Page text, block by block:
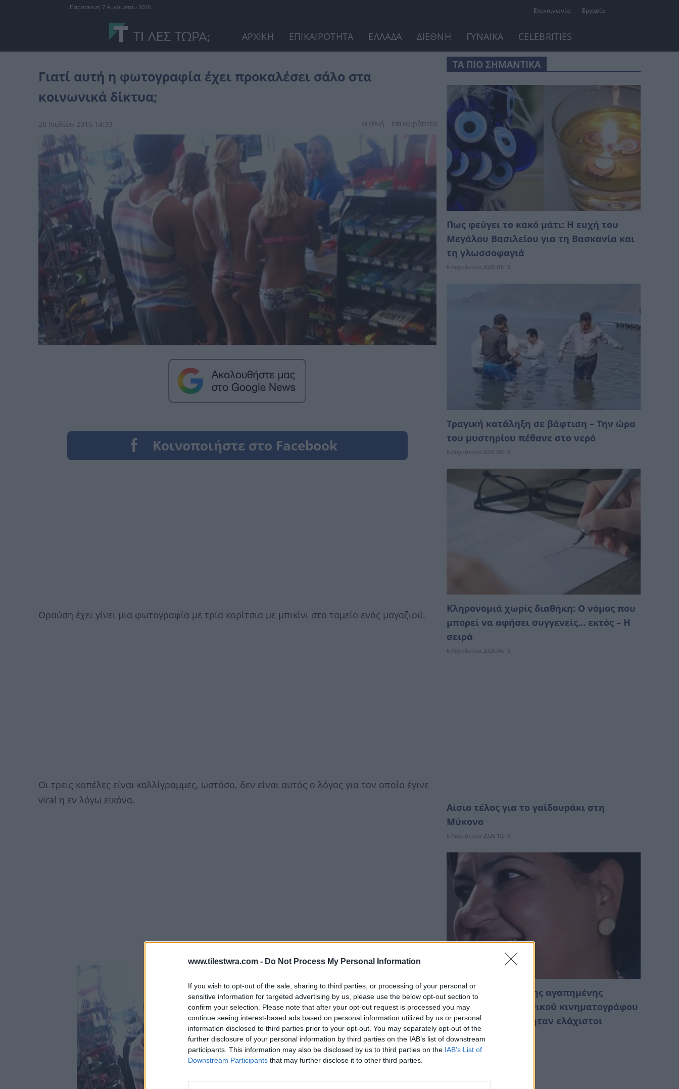
www.tilestwra.com - Do Not Process My Personal Information
If you wish to opt-out of the sale, sharing to third parties, or processing of your personal or
sensitive information for targeted advertising by us, please use the below opt-out section to
confirm your selection. Please note that after your opt-out request is processed you may
continue seeing interest-based ads based on personal information utilized by us or personal
information disclosed to third parties prior to your opt-out. You may separately opt-out of the
further disclosure of your personal information by third parties on the IAB’s list of downstream
participants. This information may also be disclosed by us to third parties on the IAB’s List of
Downstream Participants that may further disclose it to other third parties.
Επικοινωνία Εργασία
Παρασκευή 7 Αυγούστου 2026
ΑΡΧΙΚΗ ΕΠΙΚΑΙΡΟΤΗΤΑ ΕΛΛΑΔΑ ΔΙΕΘΝΗ ΓΥΝΑΙΚΑ CELEBRITIES
Γιατί αυτή η φωτογραφία έχει προκαλέσει σάλο στα
κοινωνικά δίκτυα;
28 Ιουλίου 2016 14:33 διεθνή επικαιpότnτα
Θραύση έχει γίνει μια φωτογραφία με τρία κορίτσια με μπικίνι στο ταμείο ενός μαγαζιού.
Οι τρεις κοπέλες είναι καλλίγραμμες, ωστόσο, δεν είναι αυτός ο λόγος για τον οποίο έγινε
viral η εν λόγω εικόνα.
ΤΑ ΠΙΟ ΣΗΜΑΝΤΙΚΑ
Πως φεύγει το κακό μάτι: Η ευχή του
Μεγάλου Βασιλείου για τη Βασκανία και
τη γλωσσοφαγιά
6 Αυγούστου 2026 01:18
Τραγική κατάληξη σε βάφτιση – Την ώρα
του μυστηρίου πέθανε στο νερό
6 Αυγούστου 2026 09:19
Κληρονομιά χωρίς διαθήκη: Ο νόμος που
μπορεί να αφήσει συγγενείς… εκτός – Η
σειρά
6 Αυγούστου 2026 04:18
Αίσιο τέλος για το γαϊδουράκι στη
Μύκονο
6 Αυγούστου 2026 19:16
Το θλιβερό τέλος της αγαπημένης
«μαμάς» του ελληνικού κινηματογράφου
– Στην κηδεία της ήταν ελάχιστοι